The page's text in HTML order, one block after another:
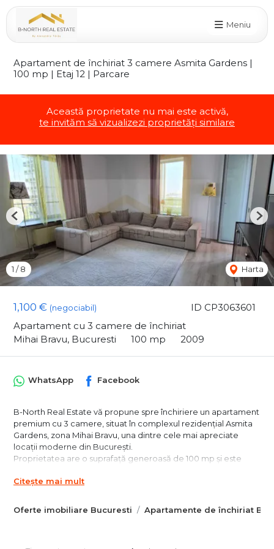
Meniu
Apartament de închiriat 3 camere Asmita Gardens |
100 mp | Etaj 12 | Parcare
Această proprietate nu mai este activă,
te invităm să vizualizezi proprietăți similare
ID CP3063601
1,100 € (negociabil)
Apartament cu 3 camere de închiriat
Mihai Bravu, Bucuresti
100 mp 2009
1 /8 Harta
Previous
Oferte imobiliare Bucuresti Apartamente de închiriat
WhatsApp Facebook
B-North Real Estate vă propune spre închiriere un apartament
premium cu 3 camere, situat în complexul rezidențial Asmita
Gardens, zona Mihai Bravu, una dintre cele mai apreciate
locații moderne din București.
Proprietatea are o suprafață generoasă de 100 mp și este
asupra orașului și a zonei Lacul Văcărești. Compartimentarea
două dormitoare, bucătărie și zone auxiliare.
Apartamentul impresionează prin finisaje de calitate,
Citește mai mult